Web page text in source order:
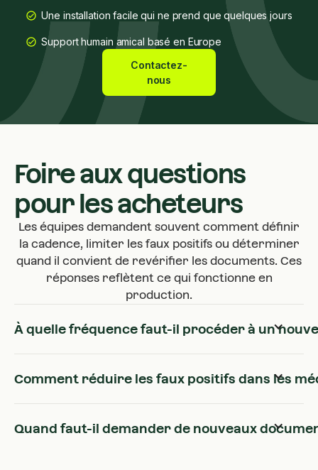
Une installation facile qui ne prend que quelques jours
Support humain amical basé en Europe
Contactez-
nous
Foire aux questions
pour les acheteurs
Les équipes demandent souvent comment définir
la cadence, limiter les faux positifs ou déterminer
quand il convient de revérifier les documents. Ces
réponses reflètent ce qui fonctionne en
production.
À quelle fréquence faut-il procéder à un
Comment réduire les faux positifs dans les
Quand faut-il demander de nouveaux